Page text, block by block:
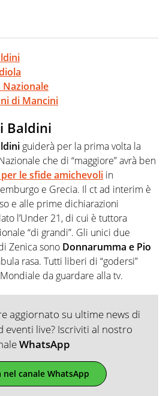
di Mancini
Baldini
guiderà per la prima volta la
che di “maggiore” avrà ben
le sfide amichevoli in
e Grecia. Il ct ad interim è
e alle prime dichiarazioni
l’Under 21, di cui è tuttora
“di grandi”. Gli unici due
Zenica sono Donnarumma e Pio
rasa. Tutti liberi di “godersi”
da guardare alla tv.
aggiornato su ultime news di
live? Iscriviti al nostro
WhatsApp
nel canale WhatsApp